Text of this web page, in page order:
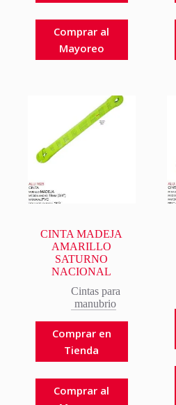
Comprar al
Mayoreo
CINTA MADEJA
AMARILLO
SATURNO
NACIONAL
Cintas para
manubrio
Comprar en
Tienda
Comprar al